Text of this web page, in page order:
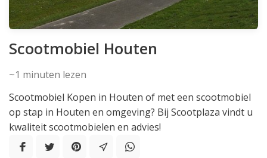
Scootmobiel Houten
~1 minuten lezen
Scootmobiel Kopen in Houten of met een scootmobiel
op stap in Houten en omgeving? Bij Scootplaza vindt u
kwaliteit scootmobielen en advies!